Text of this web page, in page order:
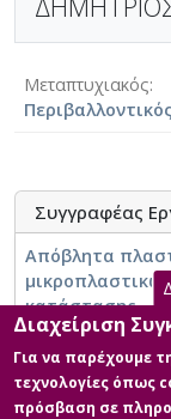
Μεταπτυχιακός
Συγγραφέας
Απόβλητα
κατάστασης
Διαχείριση
Για να παρέχουμε
τεχνολογίες όπως
πρόσβαση σε